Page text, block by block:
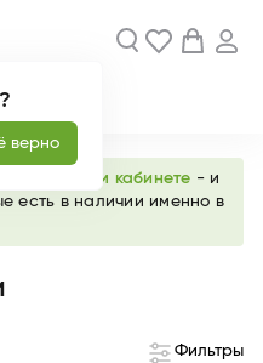
верно
личном кабинете - и
есть в наличии именно в
Фильтры